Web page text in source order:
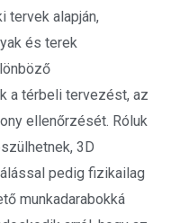
tervek alapján,
és terek
a térbeli tervezést, az
ellenőrzését. Róluk
3D
pedig fizikailag
munkadarabokká